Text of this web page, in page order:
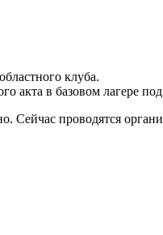
клуба.
акта в базовом лагере
Сейчас проводятся